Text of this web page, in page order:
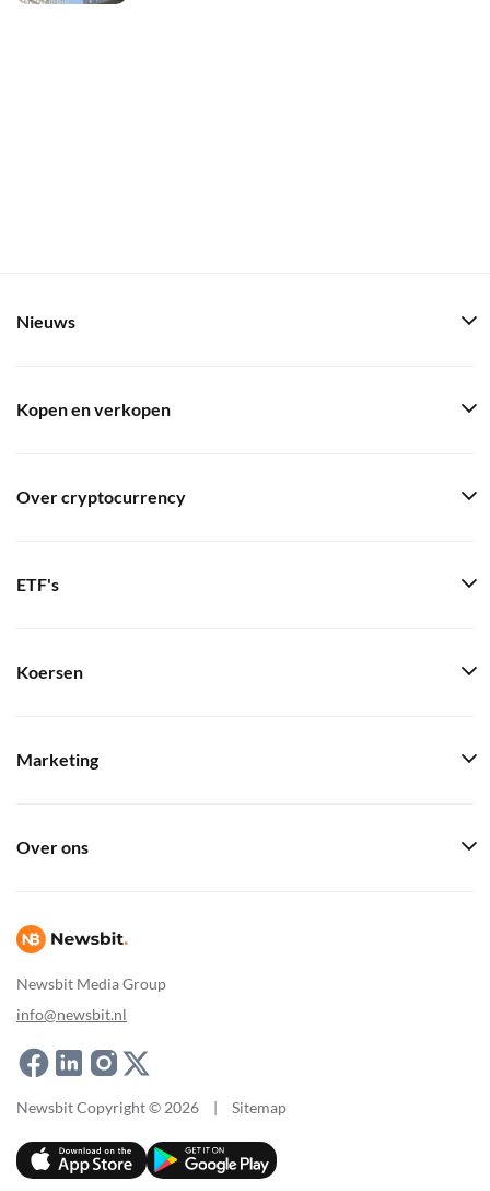
Newsbit Media Group
info@newsbit.nl
Nieuws
Kopen en verkopen
Over cryptocurrency
ETF's
Koersen
Marketing
Over ons
Newsbit Copyright © 2026 | Sitemap